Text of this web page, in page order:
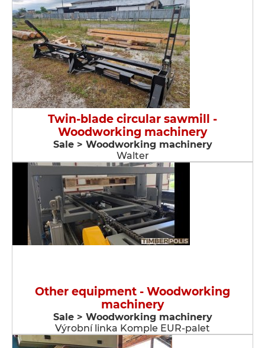
Twin-blade circular sawmill -
Woodworking machinery
Sale > Woodworking machinery
Walter
Other equipment - Woodworking
machinery
Sale > Woodworking machinery
Výrobní linka Komple EUR-palet